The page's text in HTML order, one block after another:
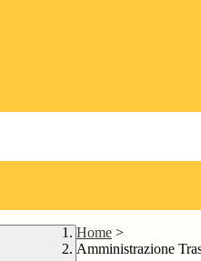
Home >
Amministrazione